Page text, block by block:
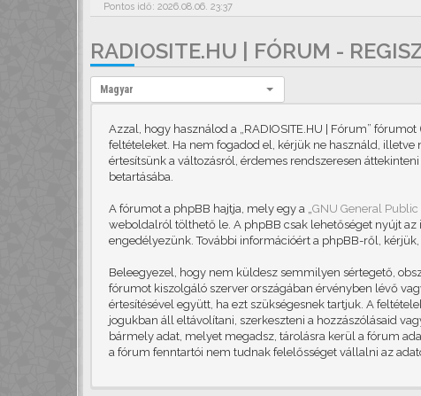
Pontos idő: 2026.08.06. 23:37
RADIOSITE.HU | FÓRUM -
Nyelv:
Magyar
Azzal, hogy használod a „RADIOSITE.HU | Fórum”
feltételeket. Ha nem fogadod el, kérjük ne használd,
értesítsünk a változásról, érdemes rendszeresen
betartásába.
A fórumot a phpBB hajtja, mely egy a „GNU General Public
weboldalról tölthető le. A phpBB csak lehetőséget nyújt
engedélyezünk. További információért a phpBB-ről,
Beleegyezel, hogy nem küldesz semmilyen sértegető,
fórumot kiszolgáló szerver országában érvényben lévő
értesítésével együtt, ha ezt szükségesnek tartjuk. A
jogukban áll eltávolítani, szerkeszteni a hozzászólásaid
bármely adat, melyet megadsz, tárolásra kerül a fórum
a fórum fenntartói nem tudnak felelősséget vállalni az